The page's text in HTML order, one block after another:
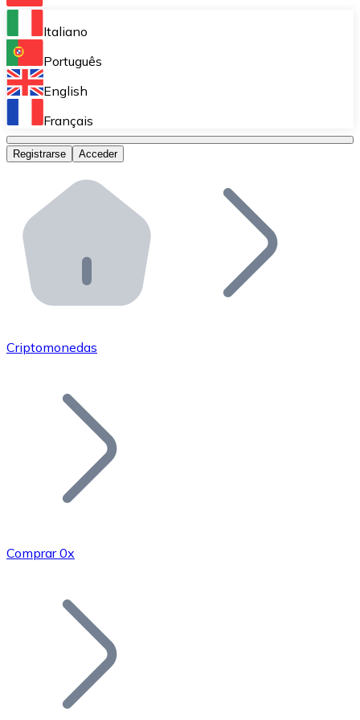
Bitnovo Ramp
Integra nuestra solución en tu plataforma.
Bitnovo Giftcards
Bitnovo OTC
Bitnovo ATM
Integra un ATM Bitnovo en tu negocio y permite que
Bitnovo API
Integra nuestra API en tu ecosistema.
Únete a nuestra red de distribuidores.
Añade tu proyecto a nuestro ecosistema.
Bitcoin
Italiano
Português
English
Français
Registrarse Acceder
Criptomonedas
Comprar 0x